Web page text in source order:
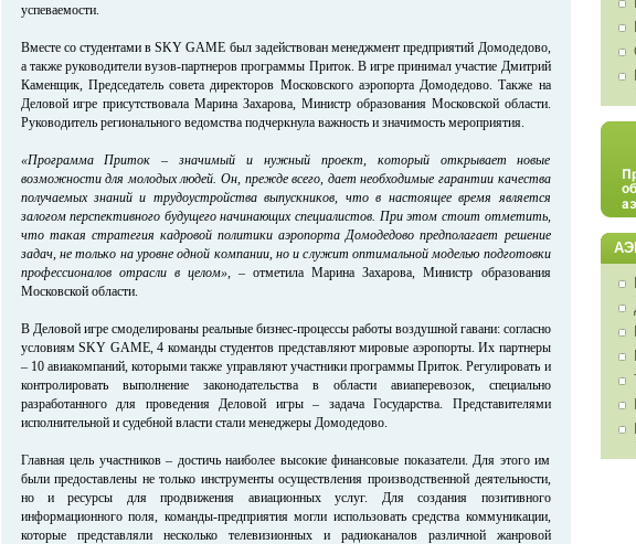
успеваемости.
Вместе со студентами в SKY GAME был задействован менеджмент предприятий Домодедово,
а также руководители вузов-партнеров программы Приток. В игре принимал участие Дмитрий
Каменщик, Председатель совета директоров Московского аэропорта Домодедово. Также на
Деловой игре присутствовала Марина Захарова, Министр образования Московской области.
Руководитель регионального ведомства подчеркнула важность и значимость мероприятия.
«Программа Приток – значимый и нужный проект, который открывает новые
возможности для молодых людей. Он, прежде всего, дает необходимые гарантии качества
получаемых знаний и трудоустройства выпускников, что в настоящее время является
залогом перспективного будущего начинающих специалистов. При этом стоит отметить,
что такая стратегия кадровой политики аэропорта Домодедово предполагает решение
задач, не только на уровне одной компании, но и служит оптимальной моделью подготовки
профессионалов отрасли в целом», –отметила Марина Захарова, Министр образования
Московской области.
В Деловой игре смоделированы реальные бизнес-процессы работы воздушной гавани: согласно
условиям SKY GAME, 4 команды студентов представляют мировые аэропорты. Их партнеры
– 10 авиакомпаний, которыми также управляют участники программы Приток. Регулировать и
контролировать выполнение законодательства в области авиаперевозок, специально
разработанного для проведения Деловой игры – задача Государства. Представителями
исполнительной и судебной власти стали менеджеры Домодедово.
Главная цель участников – достичь наиболее высокие финансовые показатели. Для этого им
были предоставлены не только инструменты осуществления производственной деятельности,
но и ресурсы для продвижения авиационных услуг. Для создания позитивного
информационного поля, команды-предприятия могли использовать средства коммуникации,
которые представляли несколько телевизионных и радиоканалов различной жанровой